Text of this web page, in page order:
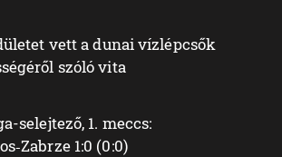
vett a dunai vízlépcsők
szóló vita
selejtező, 1. meccs:
1:0 (0:0)